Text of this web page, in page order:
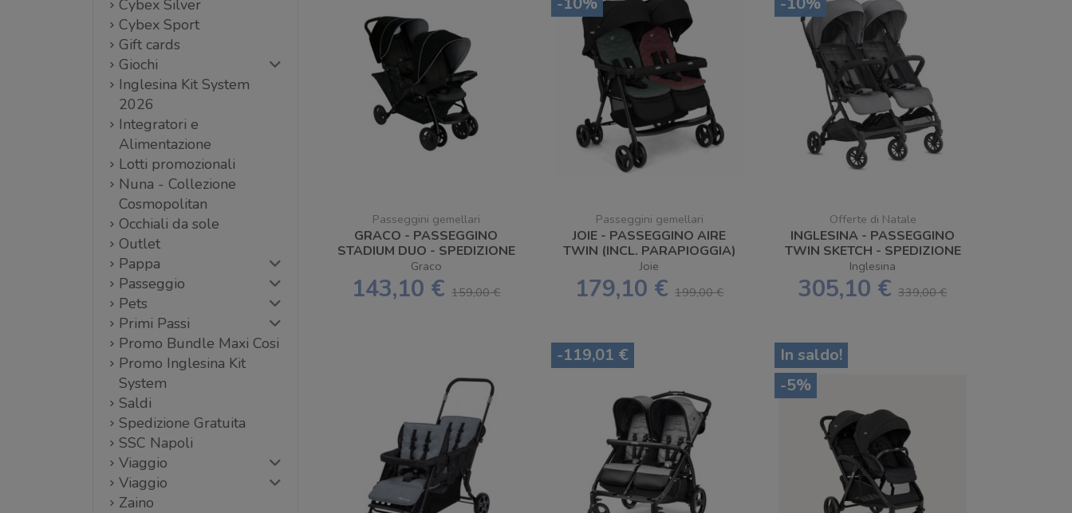
Passeggini gemellari
GRACO - PASSEGGINO
STADIUM DUO - SPEDIZIONE
GRATUITA
Graco
143,10 €159,00 €
Passeggini gemellari
JOIE - PASSEGGINO AIRE
TWIN (INCL. PARAPIOGGIA)
- SPEDIZIONE GRATUITA
Joie
179,10 €199,00 €
Offerte di Natale
INGLESINA - PASSEGGINO
TWIN SKETCH - SPEDIZIONE
GRATUITA
Inglesina
305,10 €339,00 €
-119,01 €
In saldo!
-5%
Cybex Silver
Cybex Sport
Gift cards
Giochi
Inglesina Kit System
2026
Integratori e
Alimentazione
Lotti promozionali
Nuna - Collezione
Cosmopolitan
Occhiali da sole
Outlet
Pappa
Passeggio
Pets
Primi Passi
Promo Bundle Maxi Cosi
Promo Inglesina Kit
System
Saldi
Spedizione Gratuita
SSC Napoli
Viaggio
Viaggio
Zaino